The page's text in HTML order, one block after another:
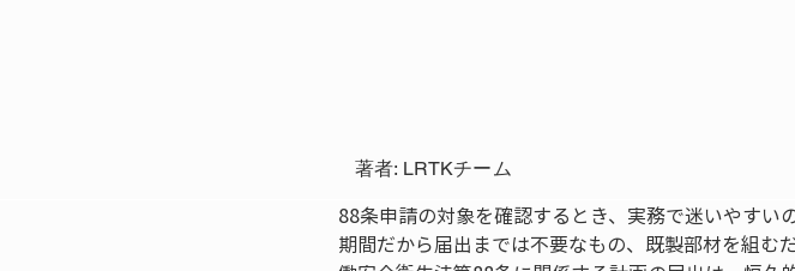
著者: LRTKチーム
88条申請の対象を確認するとき、実務で迷いやす
期間だから届出までは不要なもの、既製部材を組む